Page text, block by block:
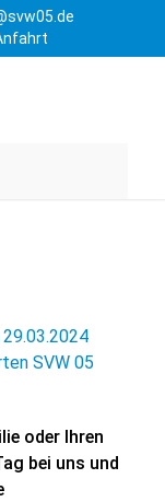
SVW 05
oder Ihren
bei uns und